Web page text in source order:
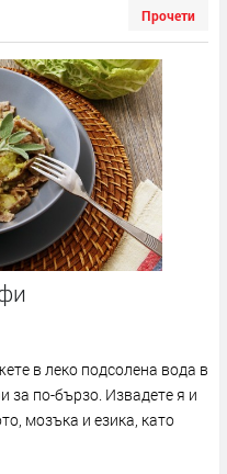
Прочети
в леко подсолена вода в
за по-бързо. Извадете я и
мозъка и езика, като